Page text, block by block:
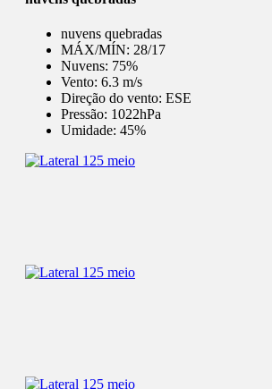
nuvens quebradas
MÁX/MÍN: 28/17
Nuvens: 75%
Vento: 6.3 m/s
Direção do vento: ESE
Pressão: 1022hPa
Umidade: 45%